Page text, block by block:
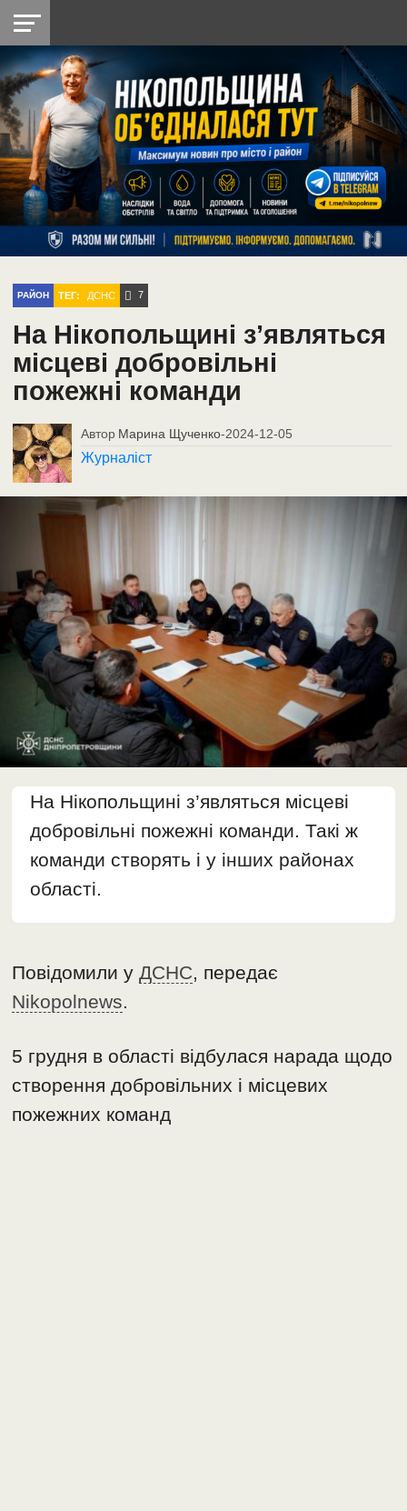
НІКОПОЛЬ
РАЙОН
СІЧЕСЛАВСЬКА
УКРАЇНА
РЕТРО
НІКОПОЛЬ
ЛАЙТ
УКРАЇНА
ДОПОМОГА
РАДІО
РАЙОН ТЕГ: ДСНС 7
На Нікопольщині з’являться
місцеві добровільні
пожежні команди
Автор Марина Щученко-2024-12-05
Журналіст
На Нікопольщині з’являться місцеві
добровільні пожежні команди. Такі ж
команди створять і у інших районах
області.
Повідомили уДСНС, передає
Nikopolnews.
5 грудня в області відбулася нарада щодо
створення добровільних і місцевих
пожежних команд